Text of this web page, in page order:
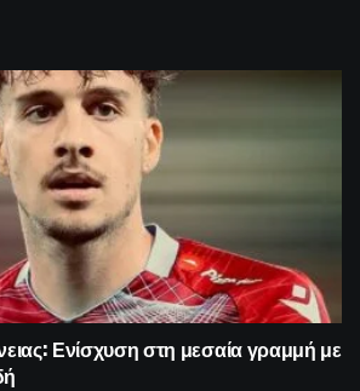
Ενίσχυση στη μεσαία γραμμή με